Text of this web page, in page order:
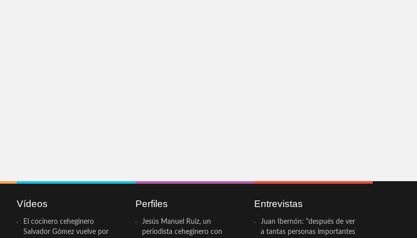
Vídeos
El cocinero ceheginero
Salvador Gómez vuelve por
Perfiles
Jesús Manuel Ruiz, un
periodista ceheginero con
Entrevistas
Juan Ibernón: “después de ver
a tantas personas importantes